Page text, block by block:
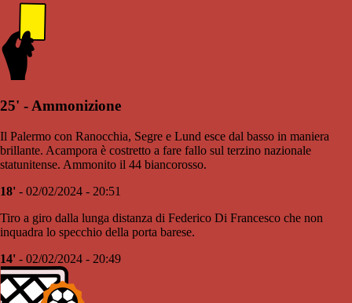
25' - Ammonizione
Il Palermo con Ranocchia, Segre e Lund esce dal basso in maniera
brillante. Acampora è costretto a fare fallo sul terzino nazionale
statunitense. Ammonito il 44 biancorosso.
18' - 02/02/2024 - 20:51
Tiro a giro dalla lunga distanza di Federico Di Francesco che non
inquadra lo specchio della porta barese.
14' - 02/02/2024 - 20:49